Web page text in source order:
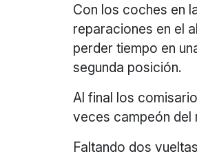
Con los coches en
reparaciones en el
perder tiempo en
segunda posición.
Al final los
veces campeón del
Faltando dos